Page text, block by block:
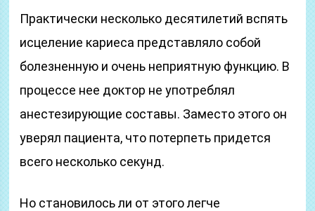
Практически несколько десятилетий вспять
исцеление кариеса представляло собой
болезненную и очень неприятную функцию. В
процессе нее доктор не употреблял
анестезирующие составы. Заместо этого он
уверял пациента, что потерпеть придется
всего несколько секунд.
Но становилось ли от этого легче